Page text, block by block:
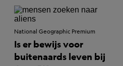
National Geographic Premium
Is er bewijs voor
buitenaards leven bij